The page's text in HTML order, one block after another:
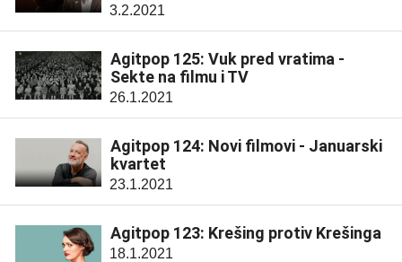
3.2.2021
Agitpop 125: Vuk pred vratima -
Sekte na filmu i TV
26.1.2021
Agitpop 124: Novi filmovi - Januarski
kvartet
23.1.2021
Agitpop 123: Krešing protiv Krešinga
18.1.2021